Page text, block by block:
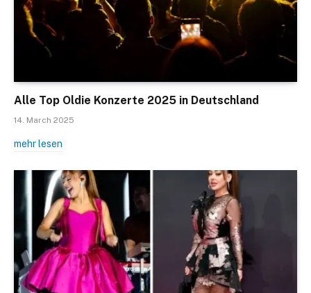
Alle Top Oldie Konzerte 2025 in Deutschland
14. March 2025
mehr lesen